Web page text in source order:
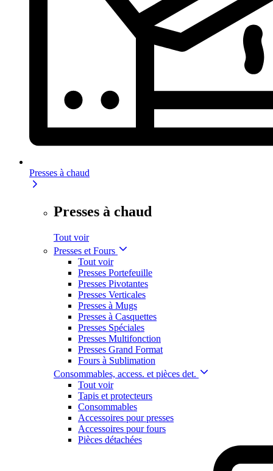
Presses à chaud
Presses à chaud
Tout voir
Presses et Fours
Tout voir
Presses Portefeuille
Presses Pivotantes
Presses Verticales
Presses à Mugs
Presses à Casquettes
Presses Spéciales
Presses Multifonction
Presses Grand Format
Fours à Sublimation
Consommables, access. et pièces det.
Tout voir
Tapis et protecteurs
Consommables
Accessoires pour presses
Accessoires pour fours
Pièces détachées